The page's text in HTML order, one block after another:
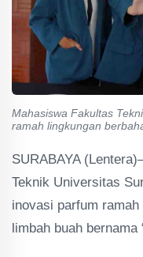
Mahasiswa Fakultas
ramah lingkungan
SURABAYA
Teknik Universitas
inovasi parfum
limbah buah bernama